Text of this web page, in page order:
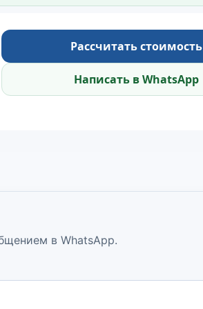
Рассчитать стоимость
Написать в WhatsApp
в WhatsApp.